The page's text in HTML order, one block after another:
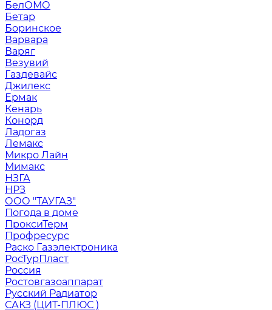
БелОМО
Бетар
Боринское
Варвара
Варяг
Везувий
Газдевайс
Джилекс
Ермак
Кенарь
Конорд
Ладогаз
Лемакс
Микро Лайн
Мимакс
НЗГА
НРЗ
ООО "ТАУГАЗ"
Погода в доме
ПроксиТерм
Профресурс
Раско Газэлектроника
РосТурПласт
Россия
Ростовгазоаппарат
Русский Радиатор
САКЗ (ЦИТ-ПЛЮС )